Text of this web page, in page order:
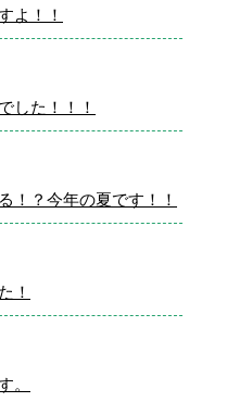
よ！！
した！！！
！？今年の夏です！！
！
。